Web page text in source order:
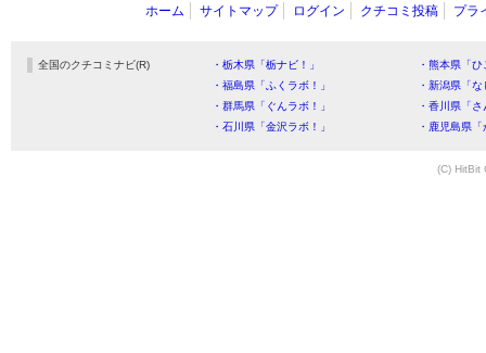
ホーム サイトマップ ログイン クチコミ投稿 プラ
全国のクチコミナビ(R) ・栃木県「栃ナビ！」
・熊本県「
・福島県「ふくラボ！」
・新潟県「
・群馬県「ぐんラボ！」
・香川県「
・石川県「金沢ラボ！」
・鹿児島県
(C) HitBit